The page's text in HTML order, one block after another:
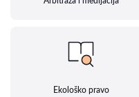
Ekološko pravo